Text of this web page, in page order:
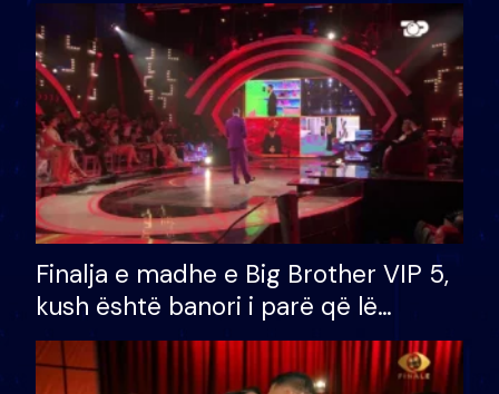
Finalja e madhe e Big Brother VIP 5,
kush është banori i parë që lë
shtëpinë dhe humb mundësinë për
të fituar çmimin e madh